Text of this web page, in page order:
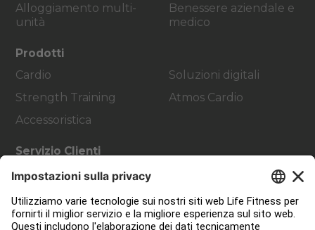
Alloggiamento multi-
unità
Benessere aziendale e
medico
Prodotti
Cardio
Strength Training
Accessoristica
Soluzioni digitali
Atmos Cardio
Servizio Clienti
Progettazione strutture
Hub di servizio
Hub per l'istruzione